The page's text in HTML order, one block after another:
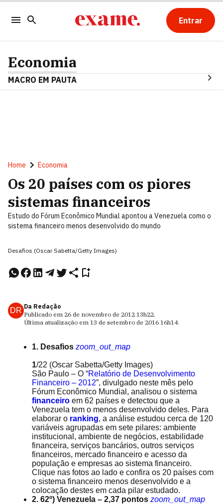
Entrar
Economia
MACRO EM PAUTA
Home Economia
Os 20 países com os piores
sistemas financeiros
Estudo do Fórum Econômico Mundial apontou a Venezuela como o
sistema financeiro menos desenvolvido do mundo
Desafios (Oscar Sabetta/Getty Images)
DR Da Redação
Publicado em 26 de novembro de 2012 13h22.
Última atualização em 13 de setembro de 2016 16h14.
1. Desafios zoom_out_map
1/22 (Oscar Sabetta/Getty Images)
São Paulo – O “Relatório de Desenvolvimento
Financeiro – 2012”, divulgado neste mês pelo
Fórum Econômico Mundial, analisou o sistema
financeiro em 62 países e detectou que a
Venezuela tem o menos desenvolvido deles. Para
elaborar o ranking, a análise estudou cerca de 120
variáveis agrupadas em sete pilares: ambiente
institucional, ambiente de negócios, estabilidade
financeira, serviços bancários, outros serviços
financeiros, mercado financeiro e acesso da
população e empresas ao sistema financeiro.
Clique nas fotos ao lado e confira os 20 países com
o sistema financeiro menos desenvolvido e a
colocação destes em cada pilar estudado.
2. 62º) Venezuela – 2,37 pontos zoom_out_map